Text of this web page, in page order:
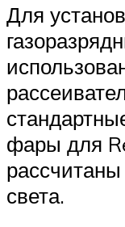
Для
фары для
света.